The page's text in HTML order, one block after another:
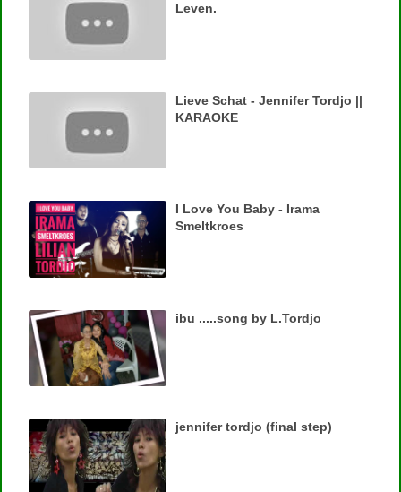
Leven.
Lieve Schat - Jennifer Tordjo ||
KARAOKE
I Love You Baby - Irama
Smeltkroes
ibu .....song by L.Tordjo
jennifer tordjo (final step)